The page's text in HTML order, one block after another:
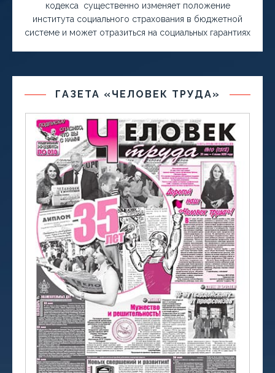
кодекса существенно изменяет положение
института социального страхования в бюджетной
системе и может отразиться на социальных гарантиях
ГАЗЕТА «ЧЕЛОВЕК ТРУДА»